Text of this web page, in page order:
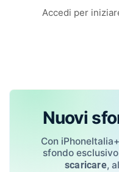
Accedi per
Nuovi
Con
sfondo
scaricare,